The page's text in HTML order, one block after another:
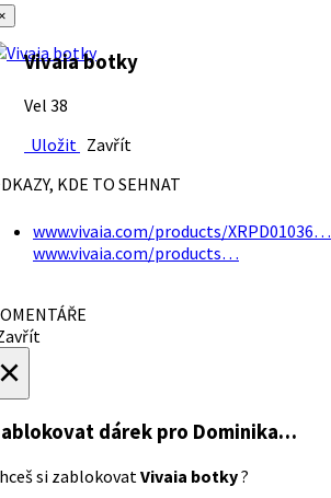
Vivaia botky
Vel 38
Uložit Zavřít
KDE TO SEHNAT
www.vivaia.com/products/XRPD01036…
www.vivaia.com/products…
dárek pro Dominika…
si zablokovatVivaia botky?